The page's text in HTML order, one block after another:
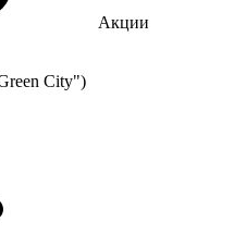
Акции
City")